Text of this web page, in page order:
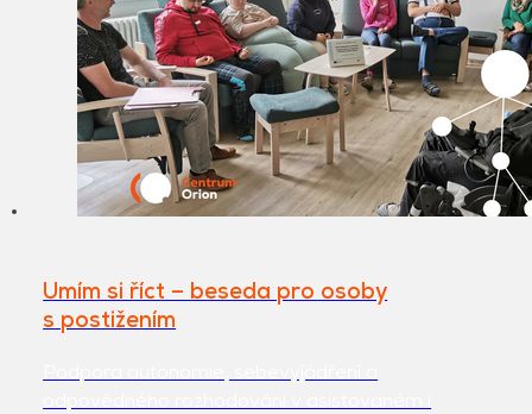
Umím si říct – beseda pro osoby
s postižením